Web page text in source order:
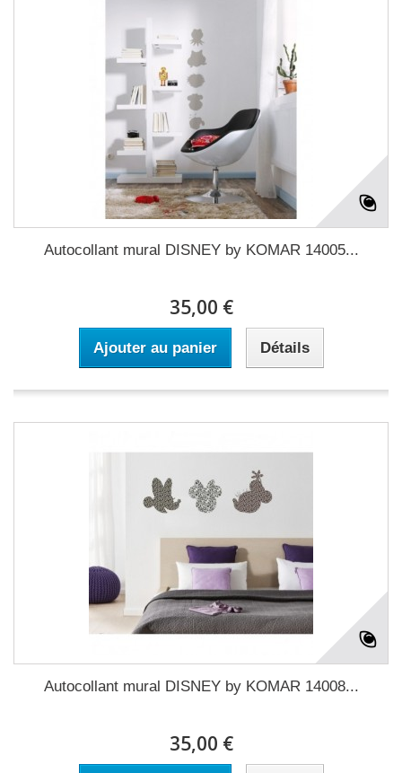
Autocollant mural DISNEY by KOMAR 14005...
35,00 €
Ajouter au panier Détails
Autocollant mural DISNEY by KOMAR 14008...
35,00 €